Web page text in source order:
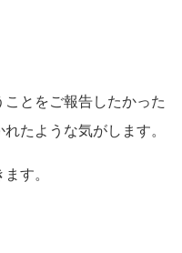
とをご報告したかった
たような気がします。
す。